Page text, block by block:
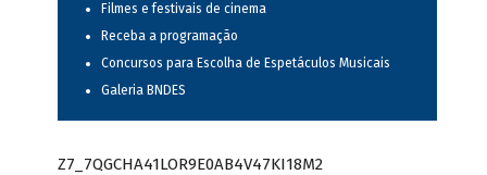
Filmes e festivais de cinema
Receba a programação
Concursos para Escolha de Espetáculos Musicais
Galeria BNDES
Z7_7QGCHA41LOR9E0AB4V47KI18M2